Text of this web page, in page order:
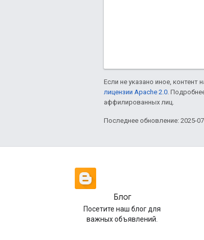
Если не указано иное, контент
лицензии Apache 2.0 .
аффилированных лиц.
Последнее обновление: 2025-
Блог
Посетите наш блог для
важных объявлений.